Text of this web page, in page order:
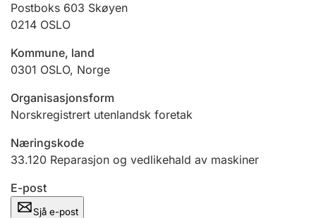
Postboks 603 Skøyen
0214 OSLO
Kommune, land
0301 OSLO, Norge
Organisasjonsform
Norskregistrert utenlandsk foretak
Næringskode
33.120 Reparasjon og vedlikehald av maskiner
E-post
Sjå e-post